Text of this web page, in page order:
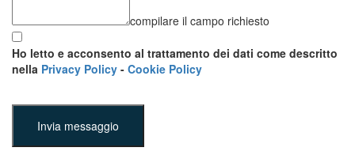
compilare il campo richiesto
Ho letto e acconsento al trattamento dei dati come descritto
nella Privacy Policy - Cookie Policy
Invia messaggio